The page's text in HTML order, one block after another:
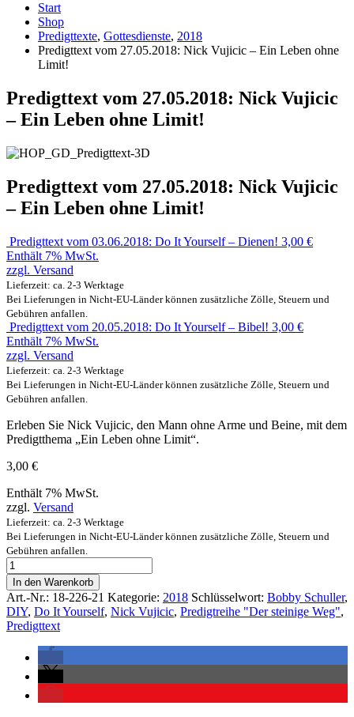
Start
Shop
Predigttexte, Gottesdienste, 2018
Predigttext vom 27.05.2018: Nick Vujicic – Ein Leben ohne
Limit!
Predigttext vom 27.05.2018: Nick Vujicic
– Ein Leben ohne Limit!
Predigttext vom 27.05.2018: Nick Vujicic
– Ein Leben ohne Limit!
Predigttext vom 03.06.2018: Do It Yourself – Dienen! 3,00 €
Enthält 7% MwSt.
zzgl. Versand
Lieferzeit: ca. 2-3 Werktage
Bei Lieferungen in Nicht-EU-Länder können zusätzliche Zölle, Steuern und
Gebühren anfallen.
Predigttext vom 20.05.2018: Do It Yourself – Bibel! 3,00 €
Enthält 7% MwSt.
zzgl. Versand
Lieferzeit: ca. 2-3 Werktage
Bei Lieferungen in Nicht-EU-Länder können zusätzliche Zölle, Steuern und
Gebühren anfallen.
Erleben Sie Nick Vujicic, den Mann ohne Arme und Beine, mit dem
Predigtthema „Ein Leben ohne Limit“.
3,00 €
Enthält 7% MwSt.
zzgl. Versand
Lieferzeit: ca. 2-3 Werktage
Bei Lieferungen in Nicht-EU-Länder können zusätzliche Zölle, Steuern und
Gebühren anfallen.
In den Warenkorb
Art.-Nr.: 18-226-21 Kategorie: 2018 Schlüsselwort: Bobby Schuller,
DIY, Do It Yourself, Nick Vujicic, Predigtreihe "Der steinige Weg",
Predigttext